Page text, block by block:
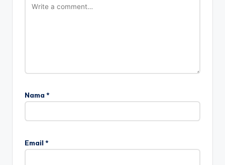
Nama *
Email *